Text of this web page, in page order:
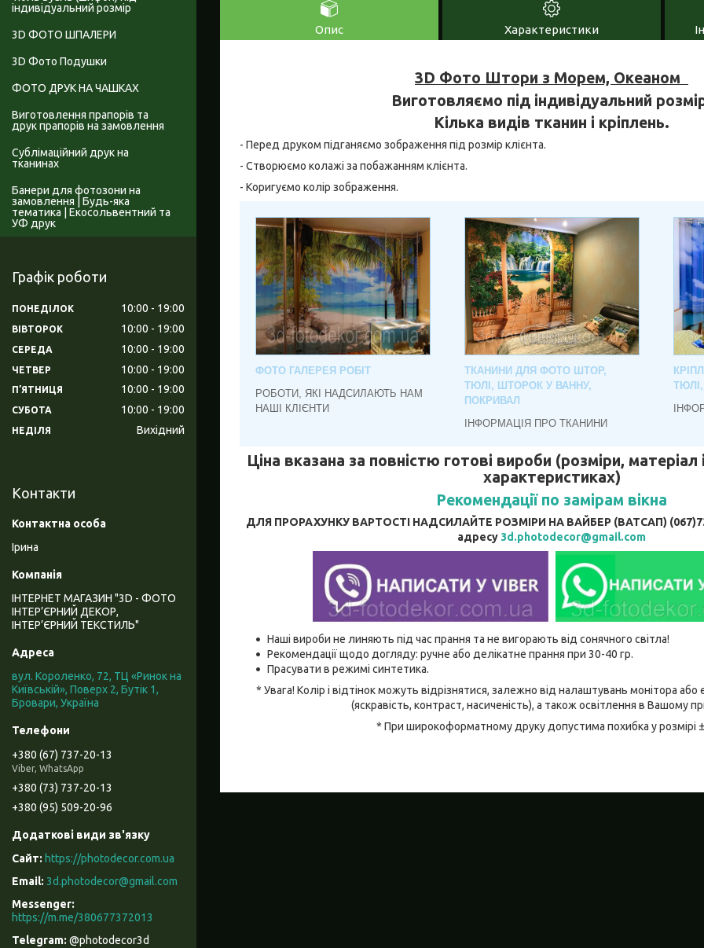
Опис Характеристики
3D Фото Штори з Морем, Океаном
Виготовляємо під індивідуальний
Кілька видів тканин і кріплень.
- Перед друком підганяємо зображення під розмір клієнта.
- Створюємо колажі за побажанням клієнта.
- Коригуємо колір зображення.
ФОТО ГАЛЕРЕЯ РОБІТ
РОБОТИ, ЯКІ НАДСИЛАЮТЬ НАМ
НАШІ КЛІЄНТИ
ТКАНИНИ ДЛЯ ФОТО ШТОР,
ТЮЛІ, ШТОРОК У ВАННУ,
ПОКРИВАЛ
ІНФОРМАЦІЯ ПРО ТКАНИНИ
Ціна вказана за повністю готові вироби (розміри, матеріал
характеристиках)
Рекомендації по замірам вікна
ДЛЯ ПРОРАХУНКУ ВАРТОСТІ НАДСИЛАЙТЕ РОЗМІРИ НА ВАЙБЕР (ВАТСАП)
адресу 3d.photodecor@gmail.com
Наші вироби не линяють під час прання та не вигорають від сонячного світла!
Рекомендації щодо догляду: ручне або делікатне прання при 30-40 гр.
Прасувати в режимі синтетика.
* Увага! Колір і відтінок можуть відрізнятися, залежно від налаштувань монітора
(яскравість, контраст, насиченість), а також освітлення в Вашому
* При широкоформатному друку допустима похибка у розмірі
індивідуальний розмір
3D ФОТО ШПАЛЕРИ
3D Фото Подушки
ФОТО ДРУК НА ЧАШКАХ
Виготовлення прапорів та
друк прапорів на замовлення
Сублімаційний друк на
тканинах
Банери для фотозони на
замовлення | Будь-яка
тематика | Екосольвентний та
УФ друк
Графік роботи
ПОНЕДІЛОК 10:00 19:00
ВІВТОРОК 10:00 19:00
СЕРЕДА 10:00 19:00
ЧЕТВЕР 10:00 19:00
ПʼЯТНИЦЯ 10:00 19:00
СУБОТА 10:00 19:00
НЕДІЛЯ Вихідний
Контакти
Ірина
ІНТЕРНЕТ МАГАЗИН "3D - ФОТО
ІНТЕР’ЄРНИЙ ДЕКОР,
ІНТЕР’ЄРНИЙ ТЕКСТИЛЬ"
вул. Короленко, 72, ТЦ «Ринок на
Київській», Поверх 2, Бутік 1,
Бровари, Україна
+380 (67) 737-20-13
Viber, WhatsApp
+380 (73) 737-20-13
+380 (95) 509-20-96
https://photodecor.com.ua
3d.photodecor@gmail.com
https://m.me/380677372013
@photodecor3d